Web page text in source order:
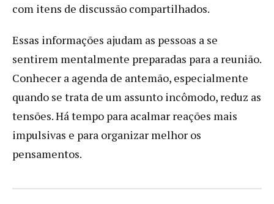
com itens de discussão compartilhados.
Essas informações ajudam as pessoas a se
sentirem mentalmente preparadas para a reunião.
Conhecer a agenda de antemão, especialmente
quando se trata de um assunto incômodo, reduz as
tensões. Há tempo para acalmar reações mais
impulsivas e para organizar melhor os
pensamentos.